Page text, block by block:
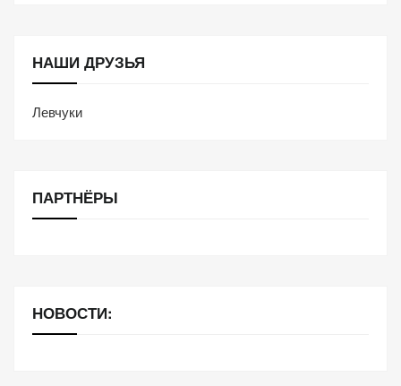
НАШИ ДРУЗЬЯ
Левчуки
ПАРТНЁРЫ
НОВОСТИ: